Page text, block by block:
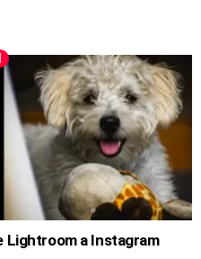
a Instagram